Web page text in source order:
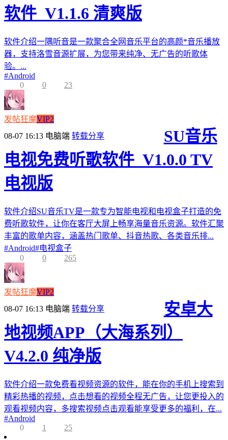
软件_V1.1.6 清爽版
软件介绍一隅听音是一款聚合全网音乐平台的高颜*音乐播放
器，支持洛雪音源扩展，为您带来纯净、无广告的听歌体
验。...
#Android
0
0 23
发帖狂魔VIP2
08-07 16:13 电脑端 转载分享
SU音乐
电视免费听歌软件_V1.0.0 TV
电视版
软件介绍SU音乐TV是一款专为智能电视和电视盒子打造的免
费听歌软件，让你在客厅大屏上畅享海量音乐资源。软件汇聚
丰富的歌单内容，涵盖热门歌单、抖音热歌、各类音乐排...
#Android#电视盒子
0
0 265
发帖狂魔VIP2
08-07 16:13 电脑端 转载分享
安卓大
地视频APP（大海系列）
V4.2.0 纯净版
软件介绍一款免费看视频资源的软件，能在你的手机上搜索到
精彩热播的视频，点击想看的视频全程无广告，让您更投入的
观看视频内容，多搜索视频点击观看能享受更多的福利，在...
#Android
0
1 25